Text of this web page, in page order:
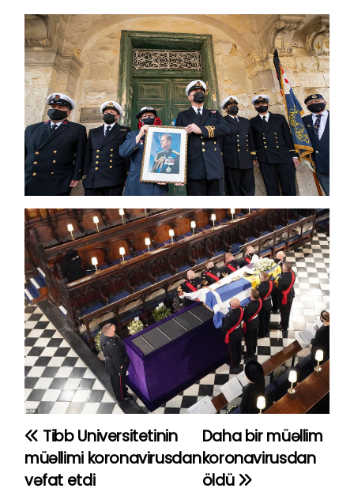
Y
a
Daha bir müəllim
koronavirusdan
öldü
Tibb Universitetinin
müəllimi koronavirusdan
vəfat etdi